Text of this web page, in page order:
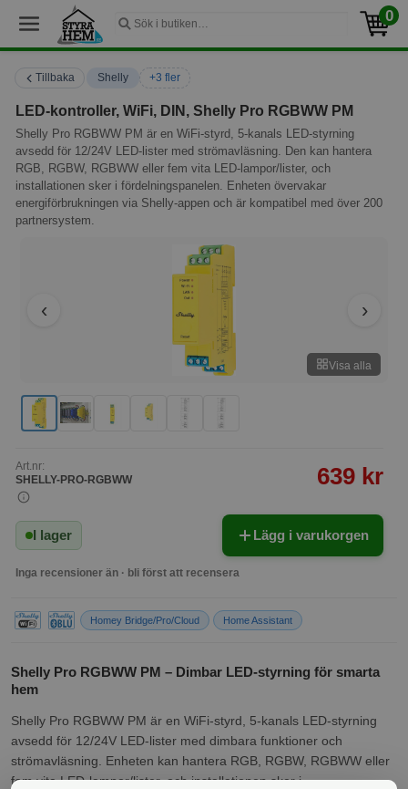
0
Tillbaka Shelly +3 fler
LED-kontroller, WiFi, DIN, Shelly Pro RGBWW PM
Shelly Pro RGBWW PM är en WiFi-styrd, 5-kanals LED-styrning
avsedd för 12/24V LED-lister med strömavläsning. Den kan hantera
RGB, RGBW, RGBWW eller fem vita LED-lampor/lister, och
installationen sker i fördelningspanelen. Enheten övervakar
energiförbrukningen via Shelly-appen och är kompatibel med över 200
partnersystem.
Visa alla
Art.nr:
SHELLY-PRO-RGBWW
639 kr
I lager Lägg i varukorgen
Inga recensioner än · bli först att recensera
Homey Bridge/Pro/Cloud Home Assistant
Shelly Pro RGBWW PM – Dimbar LED-styrning för smarta
hem
Shelly Pro RGBWW PM är en WiFi-styrd, 5-kanals LED-styrning
avsedd för 12/24V LED-lister med dimbara funktioner och
strömavläsning. Enheten kan hantera RGB, RGBW, RGBWW eller
fem vita LED-lampor/lister, och installationen sker i